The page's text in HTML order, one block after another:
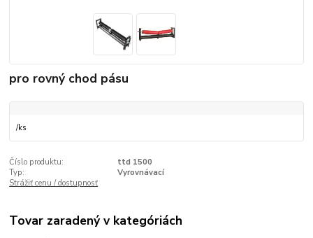
pro rovný chod pásu
/ks
Číslo produktu:
ttd 1500
Typ:
Vyrovnávací
Strážiť cenu / dostupnosť
Tovar zaradený v kategóriách